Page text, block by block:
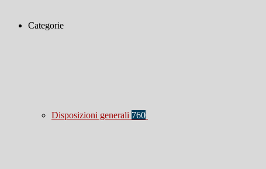
Categorie
Disposizioni generali 760